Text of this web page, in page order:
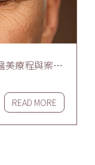
美療程與案例
READ MORE